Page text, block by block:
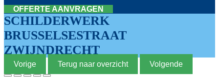
OFFERTE AANVRAGEN
SCHILDERWERK
BRUSSELSESTRAAT
ZWIJNDRECHT
Vorige Terug naar overzicht Volgende